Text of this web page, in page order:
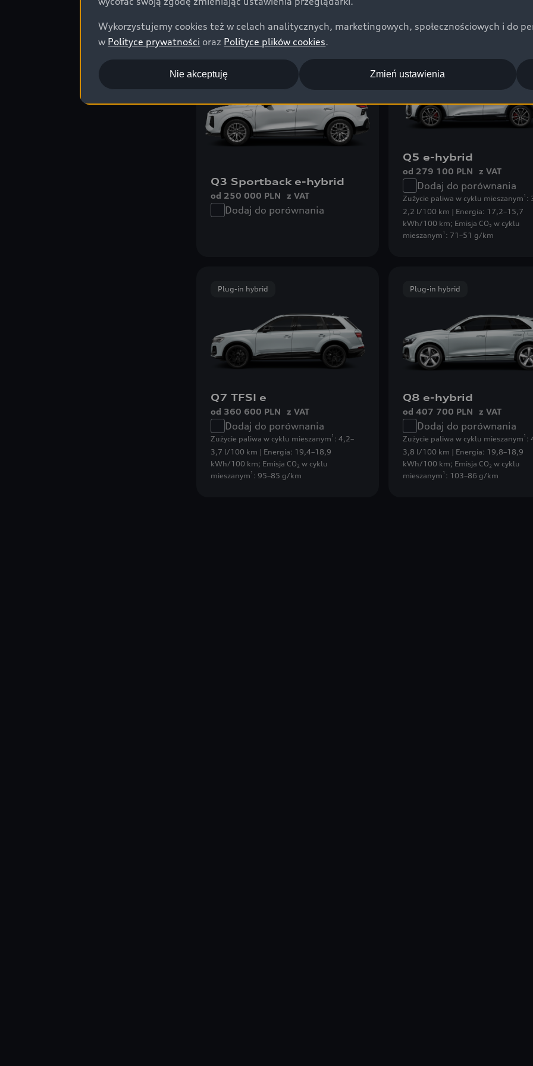
Plug-in hybrid
Q3 Sportback e-hybrid
od 250 000 PLN z VAT
Dodaj do porównania
Q5 e-hybrid
od 279 100 PLN z VAT
Dodaj do porównania
Zużycie paliwa w cyklu mieszanym 1 :
2,2 l/100 km | Energia: 17,2–15,7
kWh/100 km; Emisja CO₂ w cyklu
mieszanym 1 : 71–51 g/km
Plug-in hybrid
Q7 TFSI e
od 360 600 PLN z VAT
Dodaj do porównania
Zużycie paliwa w cyklu mieszanym 1 : 4,2–
3,7 l/100 km | Energia: 19,4–18,9
kWh/100 km; Emisja CO₂ w cyklu
mieszanym 1 : 95–85 g/km
Plug-in hybrid
Q8 e-hybrid
od 407 700 PLN z VAT
Dodaj do porównania
Zużycie paliwa w cyklu mieszanym 1 :
3,8 l/100 km | Energia: 19,8–18,9
kWh/100 km; Emisja CO₂ w cyklu
mieszanym 1 : 103–86 g/km
Wykorzystujemy cookies też w celach analitycznych, marketingowych, społecznościowych i do
w Polityce prywatności oraz Polityce plików cookies.
Nie akceptuję Zmień ustawienia